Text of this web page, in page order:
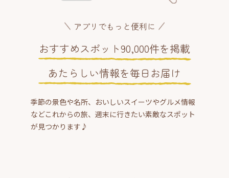
アプリでもっと便利に
おすすめスポット90,000件を掲載
あたらしい情報を毎日お届け
季節の景色や名所、おいしいスイーツやグルメ情報
などこれからの旅、週末に行きたい素敵なスポット
が見つかります♪